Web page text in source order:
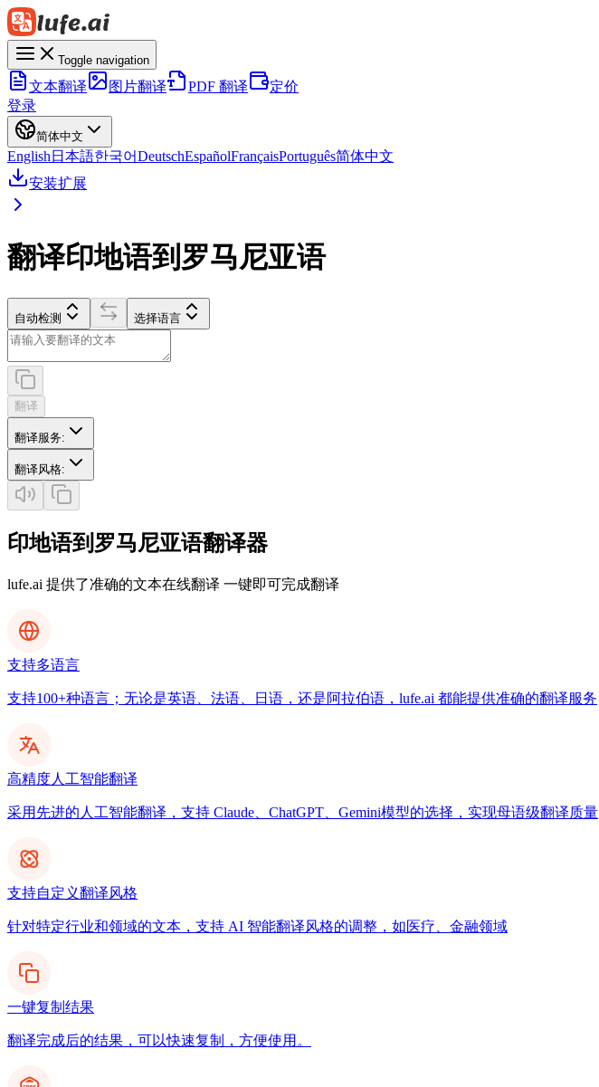
Toggle navigation
文本翻译 图片翻译 PDF 翻译
定价
登录
简体中文
English 日本語한국어DeutschEspañolFrançaisPortuguês简体中文
安装扩展
翻译印地语到罗马尼亚语
自动检测 选择语言
翻译
翻译服务:
翻译风格:
印地语到罗马尼亚语翻译器
lufe.ai 提供了准确的文本在线翻译 一键即可完成翻译
支持多语言
支持100+种语言；无论是英语、法语、日语，还是阿拉伯语，lufe.ai 都能提供准确的翻译服务
高精度人工智能翻译
采用先进的人工智能翻译，支持 Claude、ChatGPT、Gemini模型的选择，实现母语级翻译质量
支持自定义翻译风格
针对特定行业和领域的文本，支持 AI 智能翻译风格的调整，如医疗、金融领域
一键复制结果
翻译完成后的结果，可以快速复制，方便使用。